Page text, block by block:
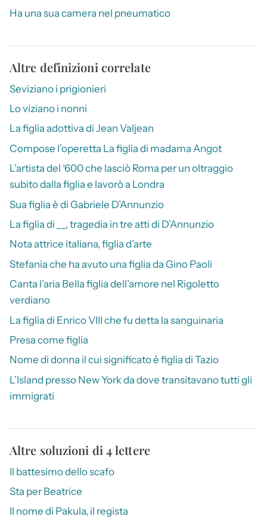
Ha una sua camera nel pneumatico
Altre definizioni correlate
Seviziano i prigionieri
Lo viziano i nonni
La figlia adottiva di Jean Valjean
Compose l’operetta La figlia di madama Angot
L’artista del ‘600 che lasciò Roma per un oltraggio
subito dalla figlia e lavorò a Londra
Sua figlia è di Gabriele D’Annunzio
La figlia di __, tragedia in tre atti di D’Annunzio
Nota attrice italiana, figlia d’arte
Stefania che ha avuto una figlia da Gino Paoli
Canta l’aria Bella figlia dell’amore nel Rigoletto
verdiano
La figlia di Enrico VIII che fu detta la sanguinaria
Presa come figlia
Nome di donna il cui significato è figlia di Tazio
L’Island presso New York da dove transitavano tutti gli
immigrati
Altre soluzioni di 4 lettere
Il battesimo dello scafo
Sta per Beatrice
Il nome di Pakula, il regista